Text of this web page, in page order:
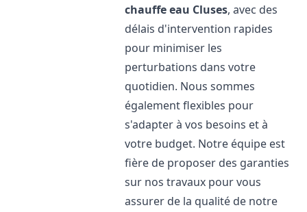
chauffe eau Cluses, avec des
délais d'intervention rapides
pour minimiser les
perturbations dans votre
quotidien. Nous sommes
également flexibles pour
s'adapter à vos besoins et à
votre budget. Notre équipe est
fière de proposer des garanties
sur nos travaux pour vous
assurer de la qualité de notre